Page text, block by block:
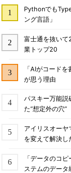
Pythonでも
ング言語」
富士通を抜い
業トップ20
「AIがコード
が思う理由
パスキー万能
た“想定外の穴”
アイリスオー
を変えて解決し
「データのコ
ステムのデータ